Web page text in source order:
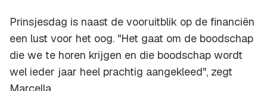
Prinsjesdag is naast de vooruitblik op de financiën
een lust voor het oog. "Het gaat om de boodschap
die we te horen krijgen en die boodschap wordt
wel ieder jaar heel prachtig aangekleed", zegt